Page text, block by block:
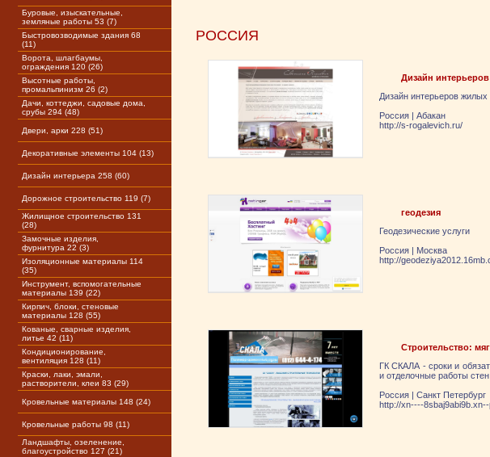
Буровые, изыскательные,
земляные работы 53 (7)
Быстровозводимые здания 68
(11)
Ворота, шлагбаумы,
ограждения 120 (26)
Высотные работы,
промальпинизм 26 (2)
Дачи, коттеджи, садовые дома,
срубы 294 (48)
Двери, арки 228 (51)
Декоративные элементы 104 (13)
Дизайн интерьера 258 (60)
Дорожное строительство 119 (7)
Жилищное строительство 131
(28)
Замочные изделия,
фурнитура 22 (3)
Изоляционные материалы 114
(35)
Инструмент, вспомогательные
материалы 139 (22)
Кирпич, блоки, стеновые
материалы 128 (55)
Кованые, сварные изделия,
литье 42 (11)
Кондиционирование,
вентиляция 128 (11)
Краски, лаки, эмали,
растворители, клеи 83 (29)
Кровельные материалы 148 (24)
Кровельные работы 98 (11)
Ландшафты, озеленение,
благоустройство 127 (21)
РОССИЯ
Дизайн
Дизайн интерьеров
Россия | Абакан
http://s-rogalevich.ru/
геодезия
Геодезические услуги
Россия | Москва
http://
Строительство:
ГК СКАЛА - сроки и
и отделочные работы
Россия | Санкт Петербург
http://xn----